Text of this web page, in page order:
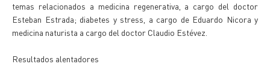
temas relacionados a medicina regenerativa, a cargo del doctor
Esteban Estrada; diabetes y stress, a cargo de Eduardo Nicora y
medicina naturista a cargo del doctor Claudio Estévez.
Resultados alentadores